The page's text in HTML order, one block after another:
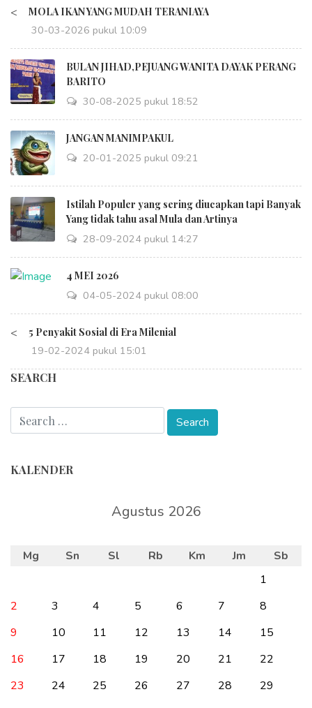
< MOLA IKAN YANG MUDAH TERANIAYA
30-03-2026 pukul 10:09
BULAN JIHAD,PEJUANG WANITA DAYAK PERANG
BARITO
30-08-2025 pukul 18:52
JANGAN MANIMPAKUL
20-01-2025 pukul 09:21
Istilah Populer yang sering diucapkan tapi Banyak
Yang tidak tahu asal Mula dan Artinya
28-09-2024 pukul 14:27
4 MEI 2026
04-05-2024 pukul 08:00
< 5 Penyakit Sosial di Era Milenial
19-02-2024 pukul 15:01
SEARCH
KALENDER
Agustus 2026
Mg Sn Sl Rb Km Jm
Sb
1
2
3 4 5 6 7
8
9
10 11 12 13 14
15
16
17 18 19 20 21
22
23
24 25 26 27 28
29